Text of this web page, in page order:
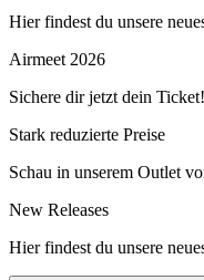
Hier findest du unsere
Airmeet 2026
Sichere dir jetzt dein Ticket!
Stark reduzierte Preise
Schau in unserem Outlet
New Releases
Hier findest du unsere